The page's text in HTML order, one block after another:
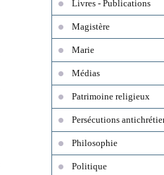
Livres - Publications
Magistère
Marie
Médias
Patrimoine religieux
Persécutions
Philosophie
Politique